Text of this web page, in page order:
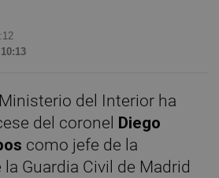
del Interior ha
del coronel Diego
como jefe de la
Guardia Civil de Madrid